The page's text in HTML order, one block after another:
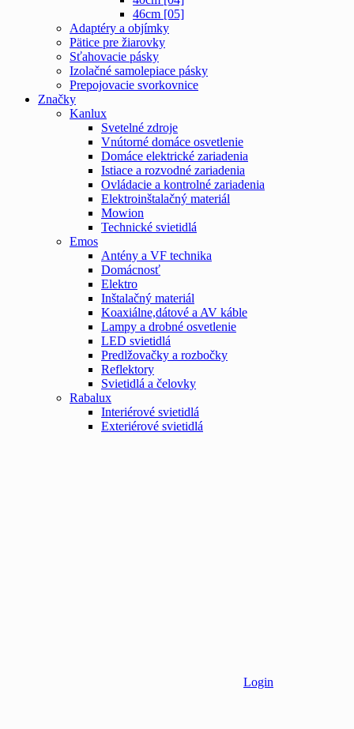
46cm [05]
Adaptéry a objímky
Pätice pre žiarovky
Sťahovacie pásky
Izolačné samolepiace pásky
Prepojovacie svorkovnice
Značky
Kanlux
Svetelné zdroje
Vnútorné domáce osvetlenie
Domáce elektrické zariadenia
Istiace a rozvodné zariadenia
Ovládacie a kontrolné zariadenia
Elektroinštalačný materiál
Mowion
Technické svietidlá
Emos
Antény a VF technika
Domácnosť
Elektro
Inštalačný materiál
Koaxiálne,dátové a AV káble
Lampy a drobné osvetlenie
LED svietidlá
Predlžovačky a rozbočky
Reflektory
Svietidlá a čelovky
Rabalux
Interiérové svietidlá
Exteriérové svietidlá
Login